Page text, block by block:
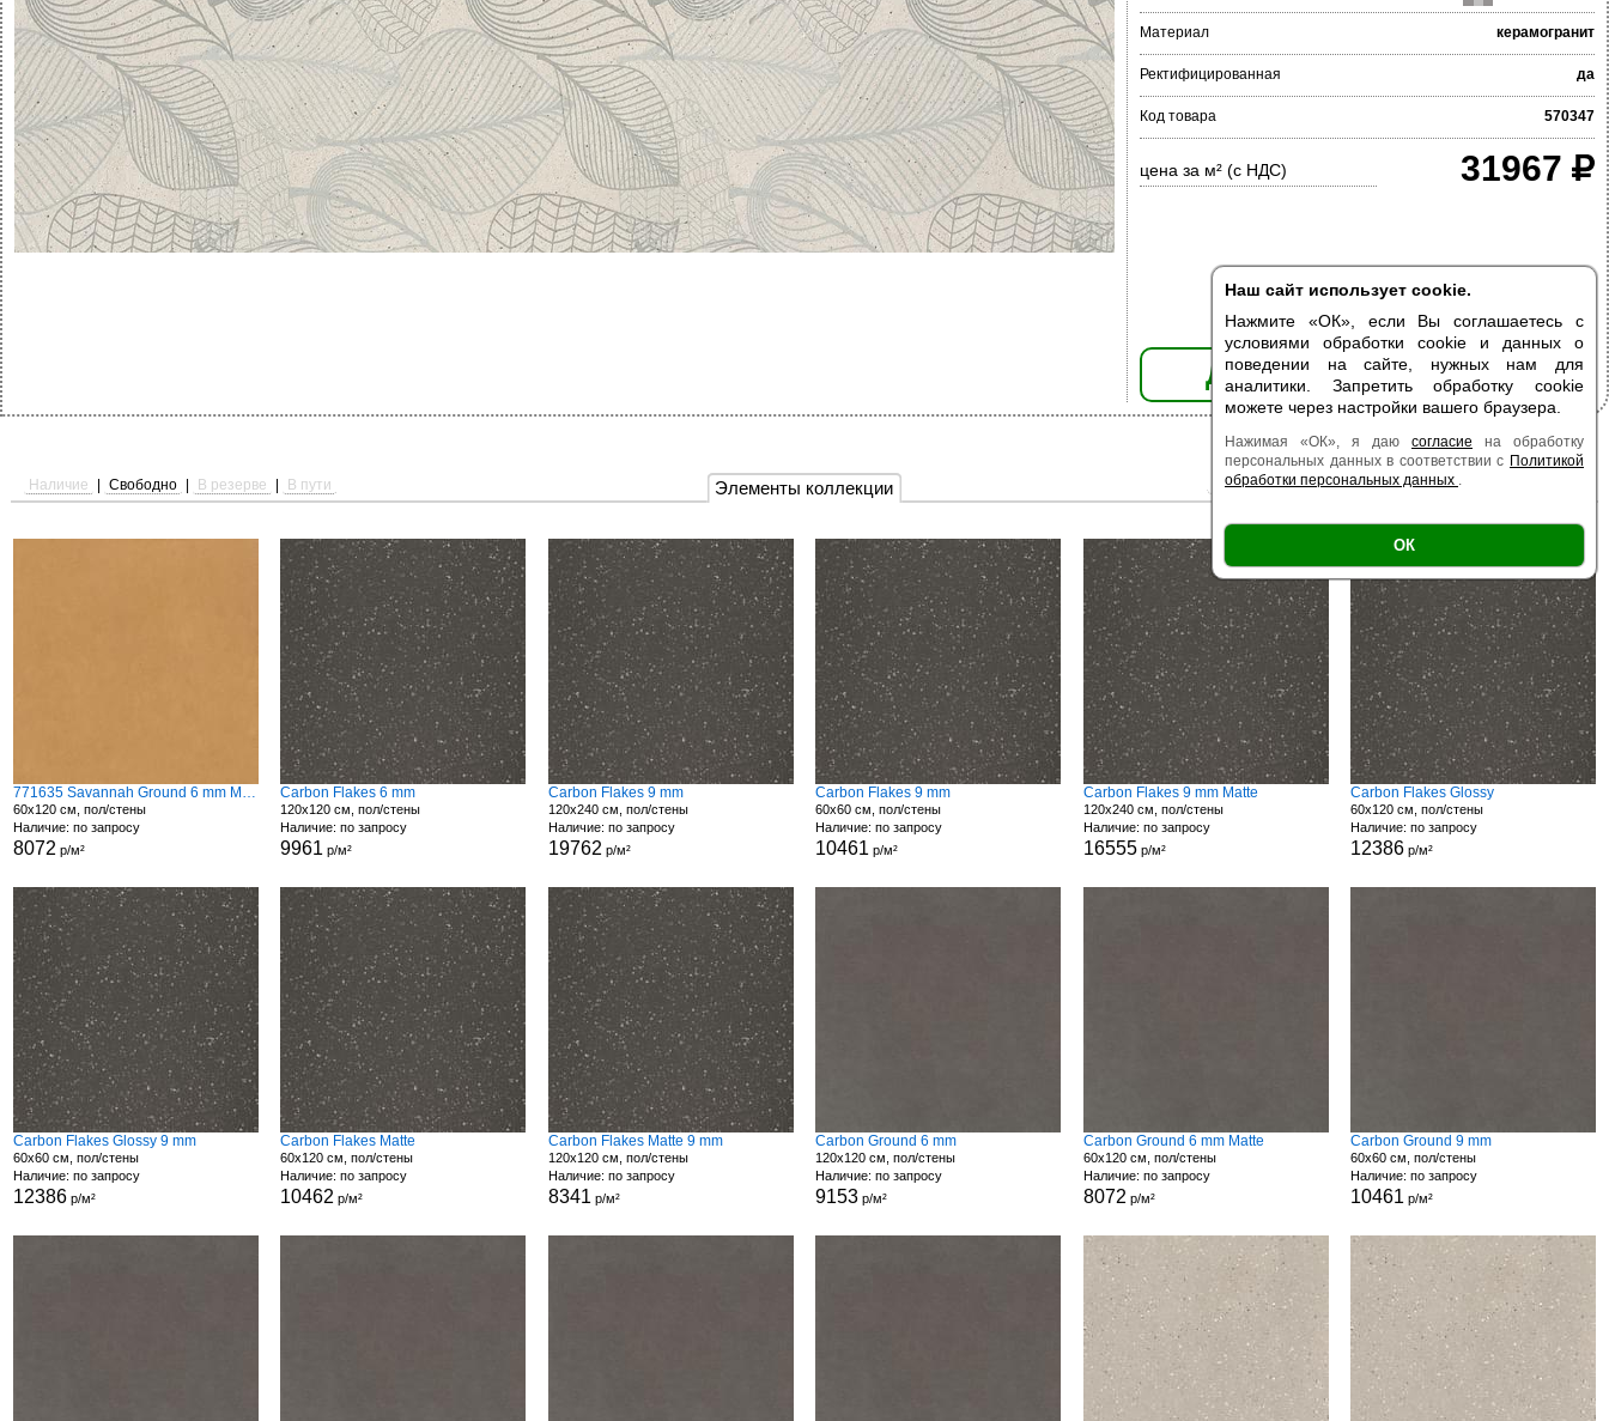
Наш сайт использует cookie.
Нажмите «ОК», если Вы соглашаетесь с
условиями обработки cookie и данных о
поведении на сайте, нужных нам для
аналитики. Запретить обработку cookie
можете через настройки вашего браузера.
Нажимая «ОК», я даю согласие на обработку
персональных данных в соответствии с Политикой
обработки персональных данных .
ОК
Материал керамогранит
Ректифицированная да
Код товара 570347
цена за м² (с НДС) 31967
ДОБАВИТЬ В КОРЗИНУ
Элементы коллекции
Наличие Свободно В резерве В пути Есть образец | Поверхность |
771635 Savannah Ground 6 mm Matte
60x120 см, пол/стены
Наличие: по запросу
8072 р/м²
Carbon Flakes 6 mm
120x120 см, пол/стены
Наличие: по запросу
9961 р/м²
Carbon Flakes 9 mm
120x240 см, пол/стены
Наличие: по запросу
19762 р/м²
Carbon Flakes 9 mm
60x60 см, пол/стены
Наличие: по запросу
10461 р/м²
Carbon Flakes 9 mm Matte
120x240 см, пол/стены
Наличие: по запросу
16555р/м²
Carbon Flakes Glossy
60x120 см, пол/стены
Наличие: по запросу
12386 р/м²
Carbon Flakes Glossy 9 mm
60x60 см, пол/стены
Наличие: по запросу
12386р/м²
Carbon Flakes Matte
60x120 см, пол/стены
Наличие: по запросу
10462 р/м²
Carbon Flakes Matte 9 mm
120x120 см, пол/стены
Наличие: по запросу
8341 р/м²
Carbon Ground 6 mm
120x120 см, пол/стены
Наличие: по запросу
9153 р/м²
Carbon Ground 6 mm Matte
60x120 см, пол/стены
Наличие: по запросу
8072 р/м²
Carbon Ground 9 mm
60x60 см, пол/стены
Наличие: по запросу
10461 р/м²